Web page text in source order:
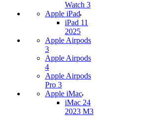
Watch 3
Apple iPad
iPad 11
2025
Apple Airpods
3
Apple Airpods
4
Apple Airpods
Pro 3
Apple iMac
iMac 24
2023 M3